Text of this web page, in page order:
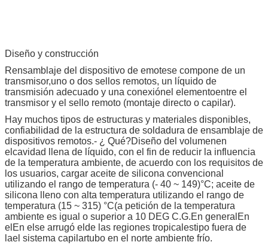
Diseño y construcción
Rensamblaje del dispositivo de emotese compone de un
transmisor,uno o dos sellos remotos, un líquido de
transmisión adecuado y una conexiónel elementoentre el
transmisor y el sello remoto (montaje directo o capilar).
Hay muchos tipos de estructuras y materiales disponibles,
confiabilidad de la estructura de soldadura de ensamblaje de
dispositivos remotos.- ¿ Qué?Diseño del volumenen
el cavidad llena de líquido, con el fin de reducir la influencia
de la temperatura ambiente, de acuerdo con los requisitos de
los usuarios, cargar aceite de silicona convencional
utilizando el rango de temperatura (- 40 ~ 149)°C; aceite de
silicona lleno con alta temperatura utilizando el rango de
temperatura (15 ~ 315) °C(a petición de la temperatura
ambiente es igual o superior a 10 DEG C.G.En general En
el En el se arrugó el de las regiones tropicalestipo fuera de
lael sistema capilartubo en el norte ambiente frío.